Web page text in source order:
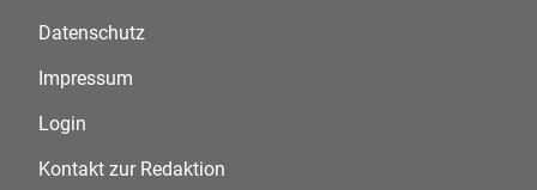
Datenschutz
Impressum
Login
Kontakt zur Redaktion